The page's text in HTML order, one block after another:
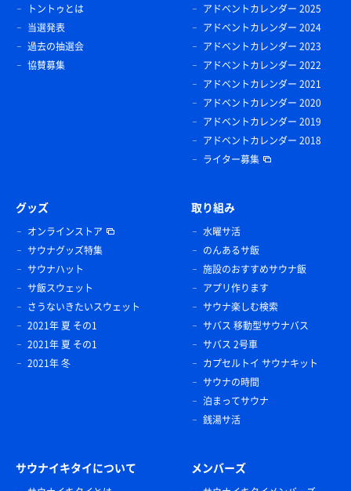
トントゥとは
当選発表
過去の抽選会
協賛募集
アドベントカレンダー 2025
アドベントカレンダー 2024
アドベントカレンダー 2023
アドベントカレンダー 2022
アドベントカレンダー 2021
アドベントカレンダー 2020
アドベントカレンダー 2019
アドベントカレンダー 2018
ライター募集
グッズ
オンラインストア
サウナグッズ特集
サウナハット
サ飯スウェット
さうないきたいスウェット
2021年 夏 その1
2021年 夏 その1
2021年 冬
取り組み
水曜サ活
のんあるサ飯
施設のおすすめサウナ飯
アプリ作ります
サウナ楽しむ検索
サバス 移動型サウナバス
サバス 2号車
カプセルトイ サウナキット
サウナの時間
泊まってサウナ
銭湯サ活
サウナイキタイについて メンバーズ